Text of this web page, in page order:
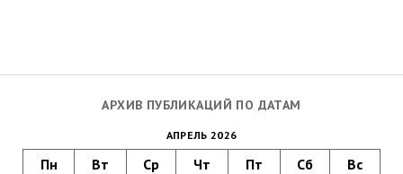
АРХИВ ПУБЛИКАЦИЙ ПО ДАТАМ
АПРЕЛЬ 2026
Пн Вт Ср Чт Пт Сб Вс